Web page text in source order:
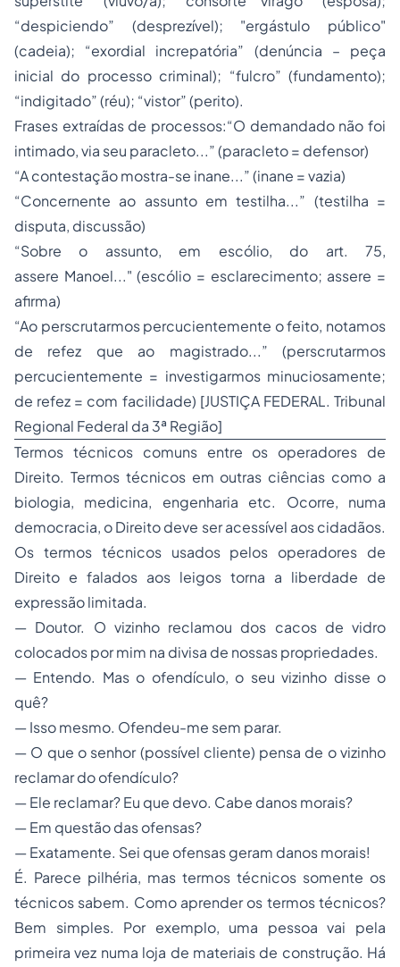
“despiciendo” (desprezível); "ergástulo público"
(cadeia); “exordial increpatória” (denúncia – peça
inicial do processo criminal); “fulcro” (fundamento);
“indigitado” (réu); “vistor” (perito).
Frases extraídas de processos:“O demandado não foi
intimado, via seu paracleto...” (paracleto= defensor)
“A contestação mostra-se inane...” (inane = vazia)
“Concernente ao assunto emtestilha...” (testilha =
disputa, discussão)
“Sobre o assunto, em escólio, do art. 75,
assere Manoel..." (escólio = esclarecimento; assere =
afirma)
“Ao perscrutarmos percucientemente o feito, notamos
de refez que ao magistrado...” (perscrutarmos
percucientemente = investigarmos minuciosamente;
de refez = com facilidade) [JUSTIÇA FEDERAL. Tribunal
Regional Federal da 3ª Região]
Termos técnicos comuns entre os operadores de
Direito. Termos técnicos em outras ciências como a
biologia, medicina, engenharia etc. Ocorre, numa
democracia, o Direito deve ser acessível aos cidadãos.
Os termos técnicos usados pelos operadores de
Direito e falados aos leigos torna a liberdade de
expressão limitada.
— Doutor. O vizinho reclamou dos cacos de vidro
colocados por mim na divisa de nossas propriedades.
— Entendo. Mas o ofendículo, o seu vizinho disse o
quê?
— Isso mesmo. Ofendeu-me sem parar.
— O que o senhor (possível cliente) pensa de o vizinho
reclamar do ofendículo?
— Ele reclamar? Eu que devo. Cabe danos morais?
— Em questão das ofensas?
— Exatamente. Sei que ofensas geram danos morais!
É. Parece pilhéria, mas termos técnicos somente os
técnicos sabem. Como aprender os termos técnicos?
Bem simples. Por exemplo, uma pessoa vai pela
primeira vez numa loja de materiais de construção. Há